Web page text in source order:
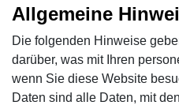
Allgemeine
Die folgenden Hinweise
darüber, was mit Ihren
wenn Sie diese Website
Daten sind alle Daten, mit